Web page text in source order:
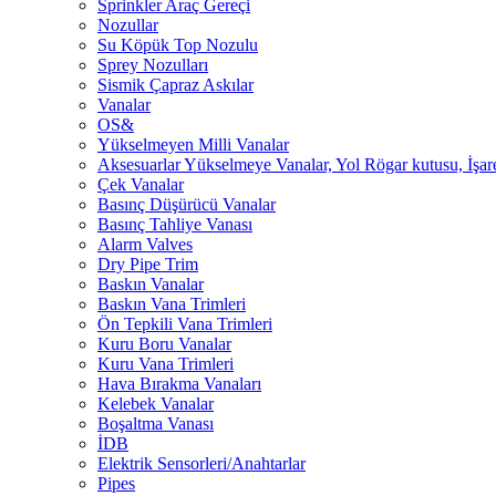
Sprinkler Araç Gereçi
Nozullar
Su Köpük Top Nozulu
Sprey Nozulları
Sismik Çapraz Askılar
Vanalar
OS&
Yükselmeyen Milli Vanalar
Aksesuarlar Yükselmeye Vanalar, Yol Rögar kutusu,
Çek Vanalar
Basınç Düşürücü Vanalar
Basınç Tahliye Vanası
Alarm Valves
Dry Pipe Trim
Baskın Vanalar
Baskın Vana Trimleri
Ön Tepkili Vana Trimleri
Kuru Boru Vanalar
Kuru Vana Trimleri
Hava Bırakma Vanaları
Kelebek Vanalar
Boşaltma Vanası
İDB
Elektrik Sensorleri/Anahtarlar
Pipes